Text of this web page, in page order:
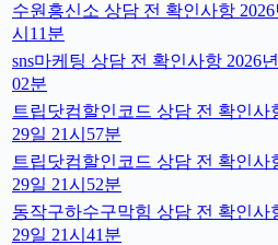
수원흥신소 상담 전 확인사항 2026
시11분
sns마케팅 상담 전 확인사항 2026
02분
트립닷컴할인코드 상담 전 확인사
29일 21시57분
트립닷컴할인코드 상담 전 확인사
29일 21시52분
동작구하수구막힘 상담 전 확인사
29일 21시41분